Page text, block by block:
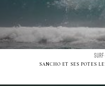
SANCHO ET SES POTES